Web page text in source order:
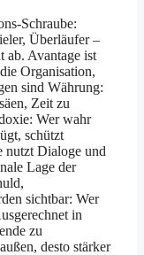
Schraube:
Überläufer –
ab. Avantage ist
Organisation,
sind Währung:
Zeit zu
Wer wahr
schützt
nutzt Dialoge und
Lage der
sichtbar: Wer
in
zu
desto stärker